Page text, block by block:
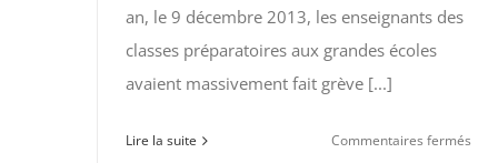
an, le 9 décembre 2013, les enseignants des
classes préparatoires aux grandes écoles
avaient massivement fait grève [...]
Lire la suite Commentaires fermés